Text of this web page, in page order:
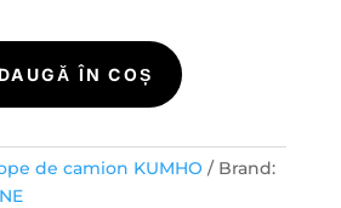
lei.
ÎN COȘ
de camion KUMHO
Brand: